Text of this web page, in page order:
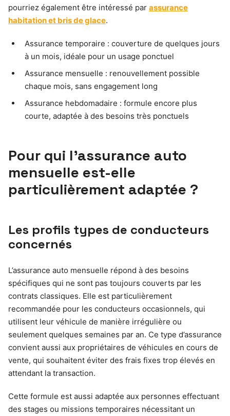
pourriez également être intéressé par assurance
habitation et bris de glace.
Assurance temporaire : couverture de quelques jours
à un mois, idéale pour un usage ponctuel
Assurance mensuelle : renouvellement possible
chaque mois, sans engagement long
Assurance hebdomadaire : formule encore plus
courte, adaptée à des besoins très ponctuels
Pour qui l’assurance auto
mensuelle est-elle
particulièrement adaptée ?
Les profils types de conducteurs
concernés
L’assurance auto mensuelle répond à des besoins
spécifiques qui ne sont pas toujours couverts par les
contrats classiques. Elle est particulièrement
recommandée pour les conducteurs occasionnels, qui
utilisent leur véhicule de manière irrégulière ou
seulement quelques semaines par an. Ce type d’assurance
convient aussi aux propriétaires de véhicules en cours de
vente, qui souhaitent éviter des frais fixes trop élevés en
attendant la transaction.
Cette formule est aussi adaptée aux personnes effectuant
des stages ou missions temporaires nécessitant un